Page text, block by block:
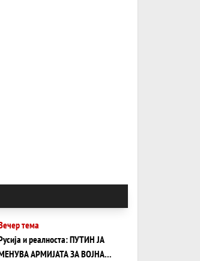
тема
и реалноста: ПУТИН ЈА
АРМИЈАТА ЗА ВОЈНА